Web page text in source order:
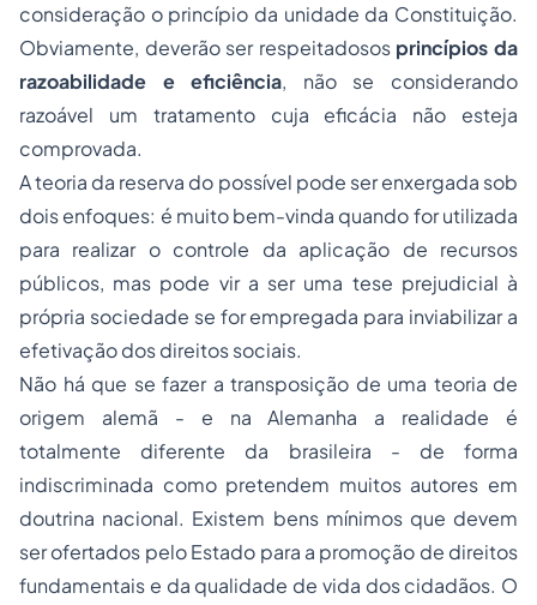
consideração o princípio da unidade da Constituição.
Obviamente, deverão ser respeitadosos princípios da
razoabilidade e eficiência, não se considerando
razoável um tratamento cuja eficácia não esteja
comprovada.
A teoria da reserva do possível pode ser enxergada sob
dois enfoques: é muito bem-vinda quando for utilizada
para realizar o controle da aplicação de recursos
públicos, mas pode vir a ser uma tese prejudicial à
própria sociedade se for empregada para inviabilizar a
efetivação dos direitos sociais.
Não há que se fazer a transposição de uma teoria de
origem alemã - e na Alemanha a realidade é
totalmente diferente da brasileira - de forma
indiscriminada como pretendem muitos autores em
doutrina nacional. Existem bens mínimos que devem
ser ofertados pelo Estado para a promoção de direitos
fundamentais e da qualidade de vida dos cidadãos. O